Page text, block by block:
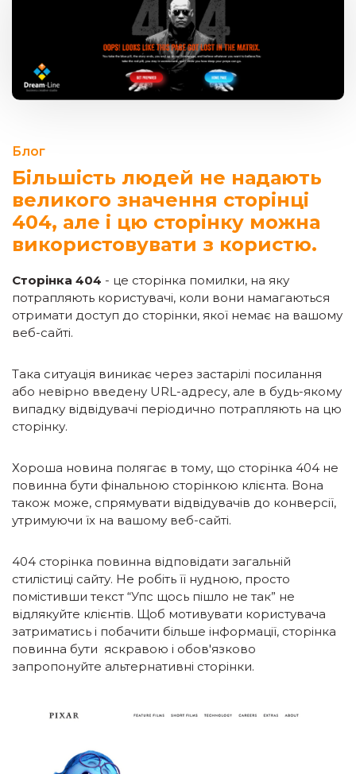
Блог
Більшість людей не надають
великого значення сторінці
404, але і цю сторінку можна
використовувати з користю.
Сторінка 404 - це сторінка помилки, на яку
потрапляють користувачі, коли вони намагаються
отримати доступ до сторінки, якої немає на вашому
веб-сайті.
Така ситуація виникає через застарілі посилання
або невірно введену URL-адресу, але в будь-якому
випадку відвідувачі періодично потрапляють на цю
сторінку.
Хороша новина полягає в тому, що сторінка 404 не
повинна бути фінальною сторінкою клієнта. Вона
також може, спрямувати відвідувачів до конверсії,
утримуючи їх на вашому веб-сайті.
404 сторінка повинна відповідати загальній
стилістиці сайту. Не робіть її нудною, просто
помістивши текст “Упс щось пішло не так” не
відлякуйте клієнтів. Щоб мотивувати користувача
затриматись і побачити більше інформації, сторінка
повинна бути яскравою і обов'язково
запропонуйте альтернативні сторінки.